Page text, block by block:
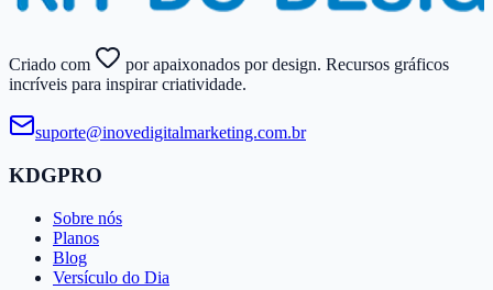
Criado com
por apaixonados por design. Recursos gráficos
incríveis para inspirar criatividade.
suporte@​inovedigitalmarketing.​com.​br
KDGPRO
Sobre nós
Planos
Blog
Versículo do Dia